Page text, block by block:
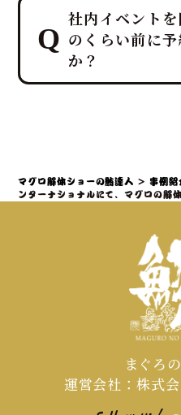
ホテルレベルの
トにしており、
く、設営から撤
ていただきます
一体感のあるエ
大迫力の40キロ
ョー」や新鮮な
験」レポートな
社内イベント
のくらい前に
か？
特に、大規模な
～4月頃）は、
会場の調整が集
ご連絡が必須と
マグロ解体ショーの鮪達人 > 事例紹
ンターナショナルにて、マグロの解
まぐろ
運営会社：株式